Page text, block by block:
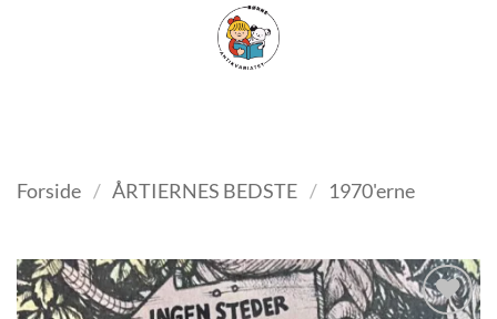
FILTER
Forside / ÅRTIERNES BEDSTE / 1970'erne